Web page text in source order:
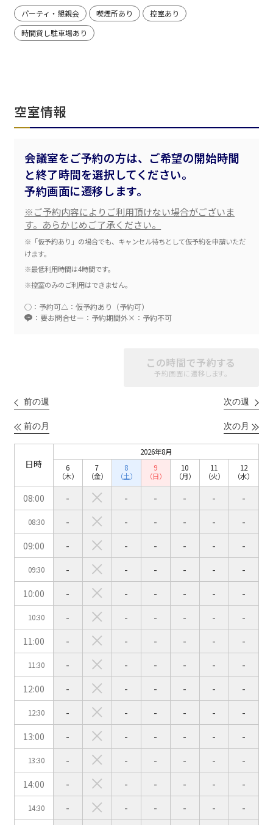
パーティ・懇親会 喫煙所あり
控室あり
時間貸し駐車場あり
空室情報
会議室をご予約の方は、ご希望の開始時間
と終了時間を選択してください。
予約画面に遷移します。
※ご予約内容によりご利用頂けない場合がございま
す。あらかじめご了承ください。
※「仮予約あり」の場合でも、キャンセル待ちとして仮予約を申請いただ
けます。
※最低利用時間は4時間です。
※控室のみのご利用はできません。
○：予約可△：仮予約あり（予約可）
：要お問合せー：予約期間外×：予約不可
この時間で予約する
予約画面に遷移します。
前の週 次の週
前の月 次の月
日時
2026年8月
6
（木）
7
（金）
8
（土）
9
（日）
10
（月）
11
（火）
12
（水）
08:00 - - - - - -
08:30 - - - - -
-
09:00
- - - - - -
09:30 - - - - -
-
10:00
- - - - - -
10:30 - - - - -
-
11:00
- - - - - -
11:30 - - - - -
-
12:00
- - - - - -
12:30 - - - - -
-
13:00
- - - - - -
13:30 - - - - -
-
14:00
- - - - - -
14:30 - - - - -
-
こちらの会議室の空室状況は
以下からお問合せください。
お電話でのお問合せ
03-3346-1396
受付時間 9:00～18:00（土日祝日・年末年始を除く）
WEBからのお問合せ
お問合せフォーム
エリア／施設※複数選択可能
新宿・高田馬場エリア
ベルサール新宿グランド
新宿住友ホール
新宿住友ビル三角広場
新宿住友スカイルーム
ベルサール西新宿
ベルサール高田馬場
秋葉原・神田・東京エリア
ベルサール八重洲
ベルサール東京日本橋
ベルサール神田
飯田橋・九段・半蔵門・神保町エリア
ベルサール半蔵門
ベルサール飯田橋駅前
渋谷エリア
ベルサール六本木グランドコンファレンスセンター
ベルサール御成門タワー
ベルサール東京汐留コンファレンスセンター
ベルサール三田ガーデン
有明・羽田エリア
ベルサール有明コンファレンスセンター
ベルサール羽田空港
日付／開始・終了時間から選ぶ
時間単位で選ぶ
人数／レイアウト※複数選択可能
スクール
2名掛け
スクール
3名掛け
シアター
形式
口の字型 T字島型